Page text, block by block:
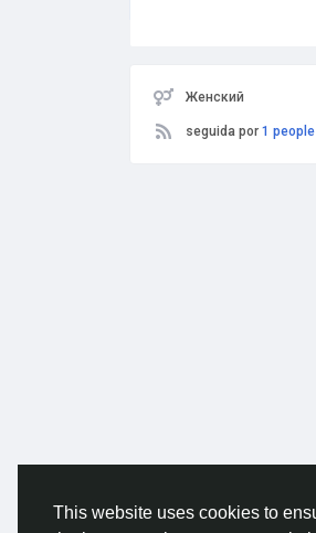
This website uses cookies to
Женский
seguida por 1 people
© 2026 AnimeSocial.SU -